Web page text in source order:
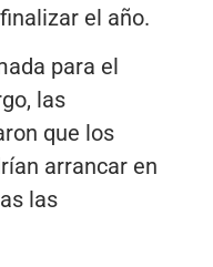
el año.
para el
las
que los
arrancar en
las